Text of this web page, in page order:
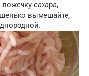
сахара,
вымешайте,